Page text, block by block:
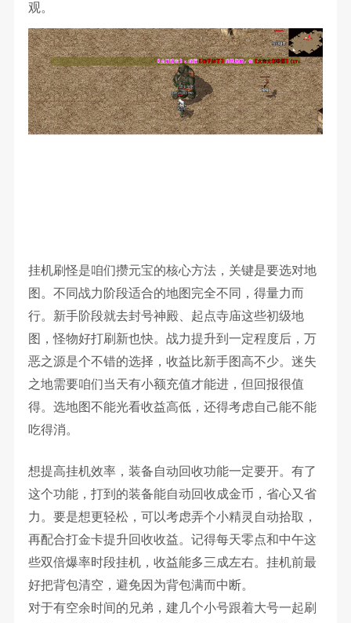
观。
挂机刷怪是咱们攒元宝的核心方法，关键是要选对地
图。不同战力阶段适合的地图完全不同，得量力而
行。新手阶段就去封号神殿、起点寺庙这些初级地
图，怪物好打刷新也快。战力提升到一定程度后，万
恶之源是个不错的选择，收益比新手图高不少。迷失
之地需要咱们当天有小额充值才能进，但回报很值
得。选地图不能光看收益高低，还得考虑自己能不能
吃得消。
想提高挂机效率，装备自动回收功能一定要开。有了
这个功能，打到的装备能自动回收成金币，省心又省
力。要是想更轻松，可以考虑弄个小精灵自动拾取，
再配合打金卡提升回收收益。记得每天零点和中午这
些双倍爆率时段挂机，收益能多三成左右。挂机前最
好把背包清空，避免因为背包满而中断。
对于有空余时间的兄弟，建几个小号跟着大号一起刷